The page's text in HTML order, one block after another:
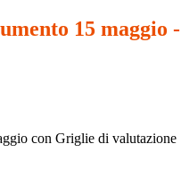
15 maggio -
con Griglie di valutazione